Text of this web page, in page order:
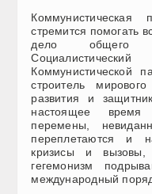
стремится помогать
дело общего
Коммунистической
строитель
развития и
настоящее
перемены,
переплетаются и
кризисы и
гегемонизм
международный